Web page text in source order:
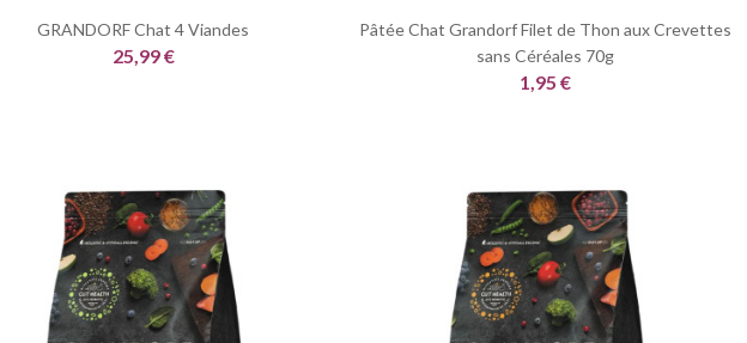
GRANDORF Chat 4 Viandes
25,99 €
Pâtée Chat Grandorf Filet de Thon aux Crevettes
sans Céréales 70g
1,95 €